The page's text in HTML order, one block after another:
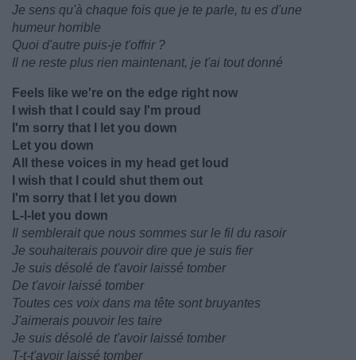
Je sens qu'à chaque fois que je te parle, tu es d'une
humeur horrible
Quoi d'autre puis-je t'offrir ?
Il ne reste plus rien maintenant, je t'ai tout donné
Feels like we're on the edge right now
I wish that I could say I'm proud
I'm sorry that I let you down
Let you down
All these voices in my head get loud
I wish that I could shut them out
I'm sorry that I let you down
L-l-let you down
Il semblerait que nous sommes sur le fil du rasoir
Je souhaiterais pouvoir dire que je suis fier
Je suis désolé de t'avoir laissé tomber
De t'avoir laissé tomber
Toutes ces voix dans ma tête sont bruyantes
J'aimerais pouvoir les taire
Je suis désolé de t'avoir laissé tomber
T-t-t'avoir laissé tomber